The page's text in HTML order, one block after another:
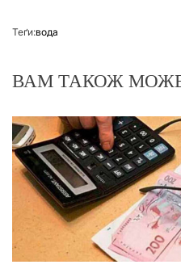
Теґи:вода
ВАМ ТАКОЖ